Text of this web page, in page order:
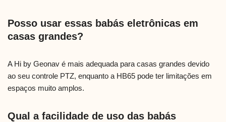
Posso usar essas babás eletrônicas em
casas grandes?
A Hi by Geonav é mais adequada para casas grandes devido
ao seu controle PTZ, enquanto a HB65 pode ter limitações em
espaços muito amplos.
Qual a facilidade de uso das babás